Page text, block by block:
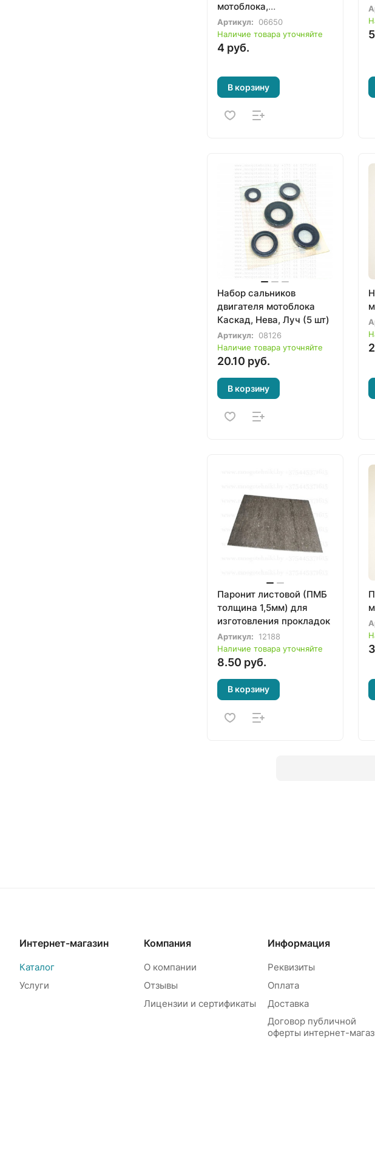
мотоблока,
мотокультиватора,
бензогенератора и др.
Артикул:
06650
Наличие товара уточняйте
4 руб.
В корзину
Набор сальников
двигателя мотоблока
Каскад, Нева, Луч (5 шт)
Артикул:
08126
Наличие товара уточняйте
20.10 руб.
В корзину
Паронит листовой (ПМБ
толщина 1,5мм) для
изготовления прокладок
Артикул:
12188
Наличие товара уточняйте
8.50 руб.
В корзину
Интернет-магазин
Каталог
Услуги
Компания
О компании
Отзывы
Лицензии и сертификаты
Информация
Реквизиты
Оплата
Доставка
Договор публичной
оферты интернет-